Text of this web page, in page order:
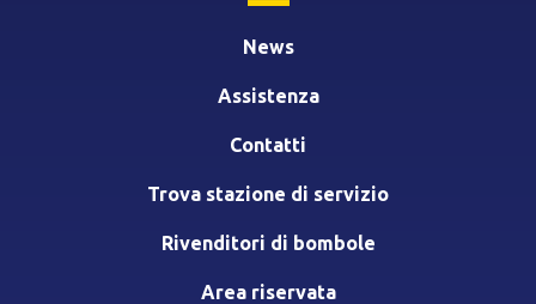
News
Assistenza
Contatti
Trova stazione di servizio
Rivenditori di bombole
Area riservata